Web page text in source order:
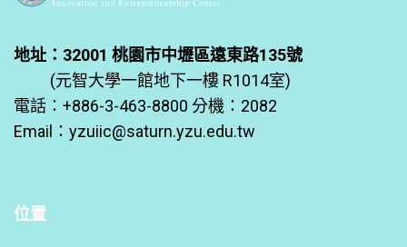
地址：32001 桃園市中壢區遠東路135號
(元智大學一館地下一樓 R1014室)
電話：+886-3-463-8800 分機：2082
Email： yzuiic@saturn.yzu.edu.tw
位置